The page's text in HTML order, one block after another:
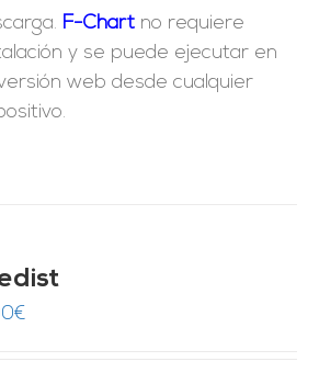
F-Chart no requiere
y se puede ejecutar en
web desde cualquier
€